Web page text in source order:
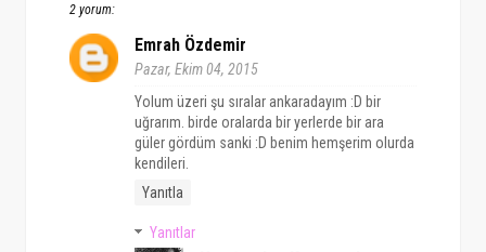
2 yorum:
Emrah Özdemir
Pazar, Ekim 04, 2015
Yolum üzeri şu sıralar ankaradayım :D bir
uğrarım. birde oralarda bir yerlerde bir ara
güler gördüm sanki :D benim hemşerim olurda
kendileri.
Yanıtla
Yanıtlar